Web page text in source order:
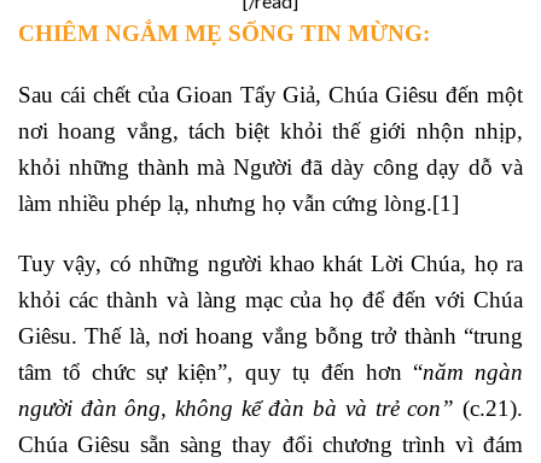
CHIÊM NGẮM MẸ SỐNG TIN MỪNG:
Sau cái chết của Gioan Tẩy Giả, Chúa Giêsu đến một
nơi hoang vắng, tách biệt khỏi thế giới nhộn nhịp,
khỏi những thành mà Người đã dày công dạy dỗ và
làm nhiều phép lạ, nhưng họ vẫn cứng lòng.[1]
Tuy vậy, có những người khao khát Lời Chúa, họ ra
khỏi các thành và làng mạc của họ để đến với Chúa
Giêsu. Thế là, nơi hoang vắng bỗng trở thành “trung
tâm tổ chức sự kiện”, quy tụ đến hơn “năm ngàn
người đàn ông, không kể đàn bà và trẻ con” (c.21).
Chúa Giêsu sẵn sàng thay đổi chương trình vì đám